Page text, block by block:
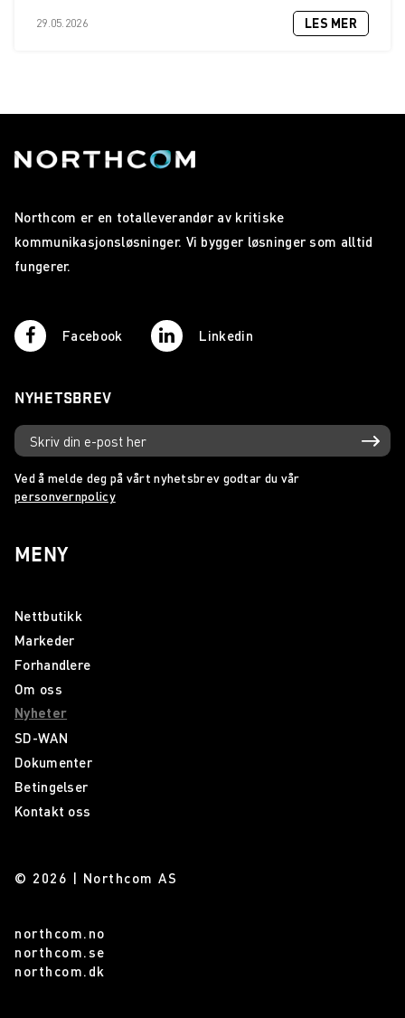
29.05.2026 LES MER
Northcom er en totalleverandør av kritiske
kommunikasjonsløsninger. Vi bygger løsninger som alltid
fungerer.
Facebook Linkedin
NYHETSBREV
Ved å melde deg på vårt nyhetsbrev godtar du vår
personvernpolicy
MENY
Nettbutikk
Markeder
Forhandlere
Om oss
Nyheter
SD-WAN
Dokumenter
Betingelser
Kontakt oss
© 2026 | Northcom AS
northcom.no
northcom.se
northcom.dk